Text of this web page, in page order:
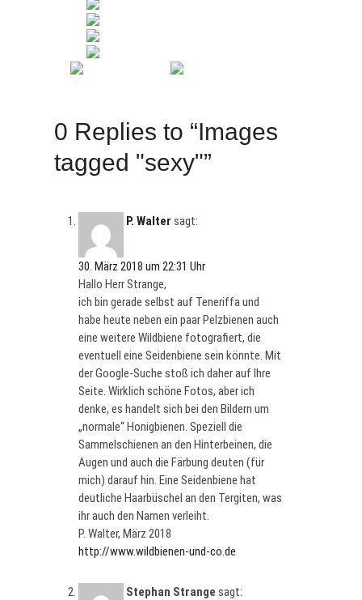
0 Replies to “Images
tagged "sexy"”
P. Walter sagt:
30. März 2018 um 22:31 Uhr
Hallo Herr Strange,
ich bin gerade selbst auf Teneriffa und
habe heute neben ein paar Pelzbienen auch
eine weitere Wildbiene fotografiert, die
eventuell eine Seidenbiene sein könnte. Mit
der Google-Suche stoß ich daher auf Ihre
Seite. Wirklich schöne Fotos, aber ich
denke, es handelt sich bei den Bildern um
„normale“ Honigbienen. Speziell die
Sammelschienen an den Hinterbeinen, die
Augen und auch die Färbung deuten (für
mich) darauf hin. Eine Seidenbiene hat
deutliche Haarbüschel an den Tergiten, was
ihr auch den Namen verleiht.
P. Walter, März 2018
http://www.wildbienen-und-co.de
Stephan Strange sagt: